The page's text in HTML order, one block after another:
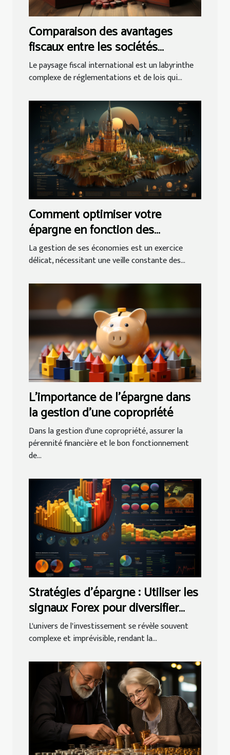
Comparaison des avantages
fiscaux entre les sociétés
offshore et onshore en
Angleterre
Le paysage fiscal international est un labyrinthe
complexe de réglementations et de lois qui...
Comment optimiser votre
épargne en fonction des
dernières réformes fiscales
La gestion de ses économies est un exercice
délicat, nécessitant une veille constante des...
L'importance de l'épargne dans
la gestion d'une copropriété
Dans la gestion d'une copropriété, assurer la
pérennité financière et le bon fonctionnement
de...
Stratégies d'épargne : Utiliser les
signaux Forex pour diversifier
votre portefeuille
d'investissement
L'univers de l'investissement se révèle souvent
complexe et imprévisible, rendant la...